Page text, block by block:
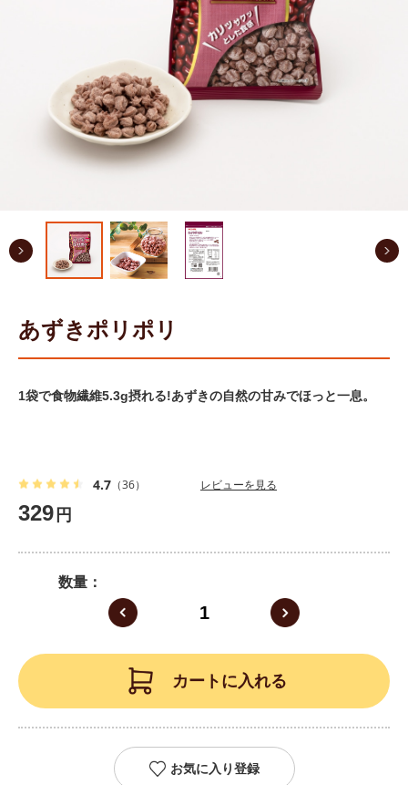
あずきポリポリ
1袋で食物繊維5.3g摂れる!あずきの自然の甘みでほっと一息。
4.7 （36） レビューを見る
329 円
数量
カートに入れる
お気に入り登録